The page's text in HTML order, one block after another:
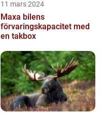
11 mars 2024
Maxa bilens
förvaringskapacitet med
en takbox